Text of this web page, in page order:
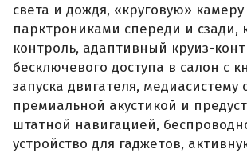
света и дождя, «круговую» камеру
парктрониками спереди и сзади,
контроль, адаптивный круиз-
бесключевого доступа в салон с
запуска двигателя, медиасистему
премиальной акустикой и
штатной навигацией,
устройство для гаджетов,